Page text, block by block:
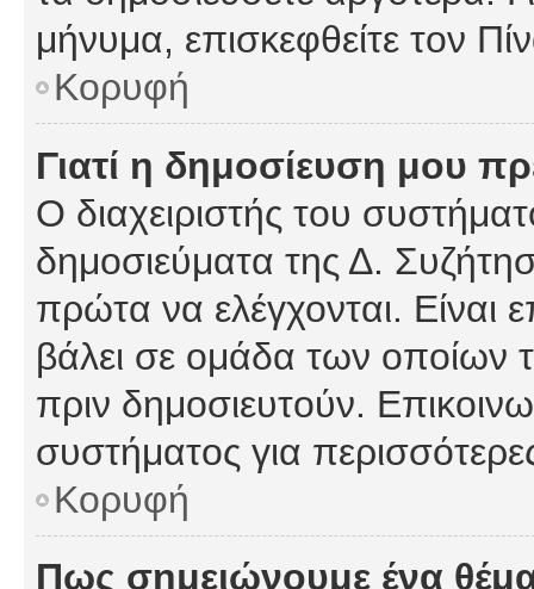
μήνυμα, επισκεφθείτε τον
Κορυφή
Γιατί η δημοσίευση μου
Ο διαχειριστής του
δημοσιεύματα της Δ.
πρώτα να ελέγχονται. Είναι
βάλει σε ομάδα των οποίων
πριν δημοσιευτούν.
συστήματος για
Κορυφή
Πως σημειώνουμε ένα